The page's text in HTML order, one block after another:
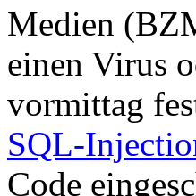
Medien
einen Virus
vormittag
SQL-
Code